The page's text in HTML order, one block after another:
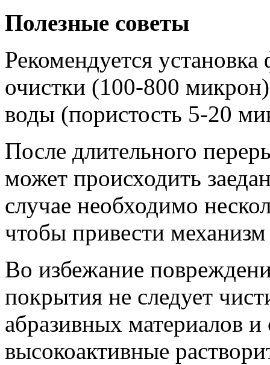
Полезные советы
Рекомендуется
очистки (100-800
воды (пористость 5-20
После длительного
может происходить
случае необходимо
чтобы привести механизм
Во избежание
покрытия не следует
абразивных материалов
высокоактивные